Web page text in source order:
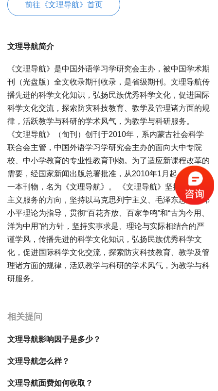
前往《文理导航》首页
文理导航简介
《文理导航》是中国外语学习学研究会主办，被中国学术期
刊（光盘版）全文收录期刊收录，是省级期刊。文理导航传
播先进的科学文化知识，弘扬民族优秀科学文化，促进国际
科学文化交流，探索防灾科技教育、教学及管理诸方面的规
律，活跃教学与科研的学术风气，为教学与科研服务。
《文理导航》（旬刊）创刊于2010年，系内蒙古社会科学
联合会主管，中国外语学习学研究会主办的面向大中专院
校、中小学教育的专业性教育刊物。为了适应新课程改革的
需要，经国家新闻出版总署批准，从2010年1月起，新推出
一本刊物，名为《文理导航》。 《文理导航》坚持为社会
主义服务的方向，坚持以马克思列宁主义、毛泽东思想和邓
小平理论为指导，贯彻“百花齐放、百家争鸣”和“古为今用、
洋为中用”的方针，坚持实事求是、理论与实际相结合的严
谨学风，传播先进的科学文化知识，弘扬民族优秀科学文
化，促进国际科学文化交流，探索防灾科技教育、教学及管
理诸方面的规律，活跃教学与科研的学术风气，为教学与科
研服务。
相关提问
文理导航影响因子是多少？
文理导航怎么样？
文理导航面费如何收取？